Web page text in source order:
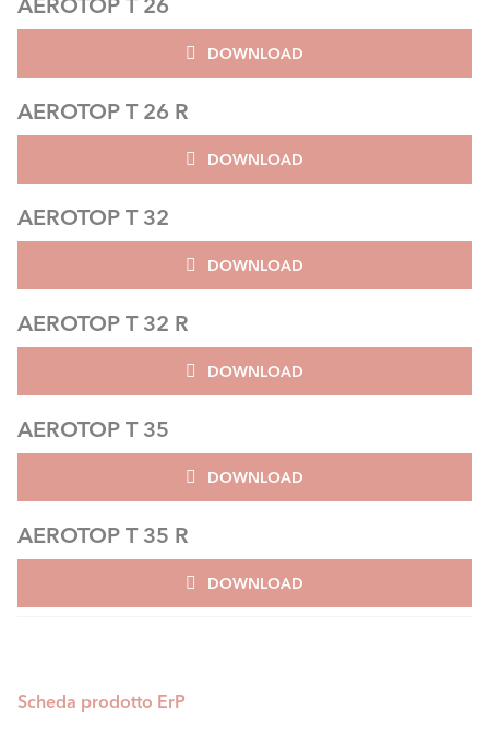
DOWNLOAD
AEROTOP T 26 R
DOWNLOAD
AEROTOP T 32
DOWNLOAD
AEROTOP T 32 R
DOWNLOAD
AEROTOP T 35
DOWNLOAD
AEROTOP T 35 R
DOWNLOAD
Scheda prodotto ErP